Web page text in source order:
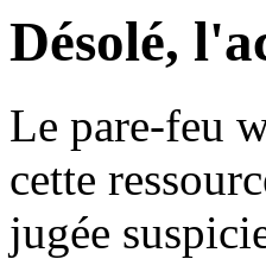
Désolé,
Le pare-feu
cette
jugée